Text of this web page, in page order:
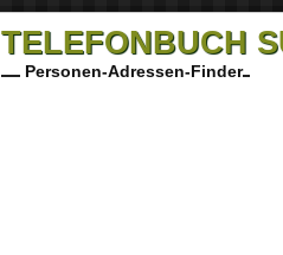
TELEFONBUCH
Personen-Adressen-Finder